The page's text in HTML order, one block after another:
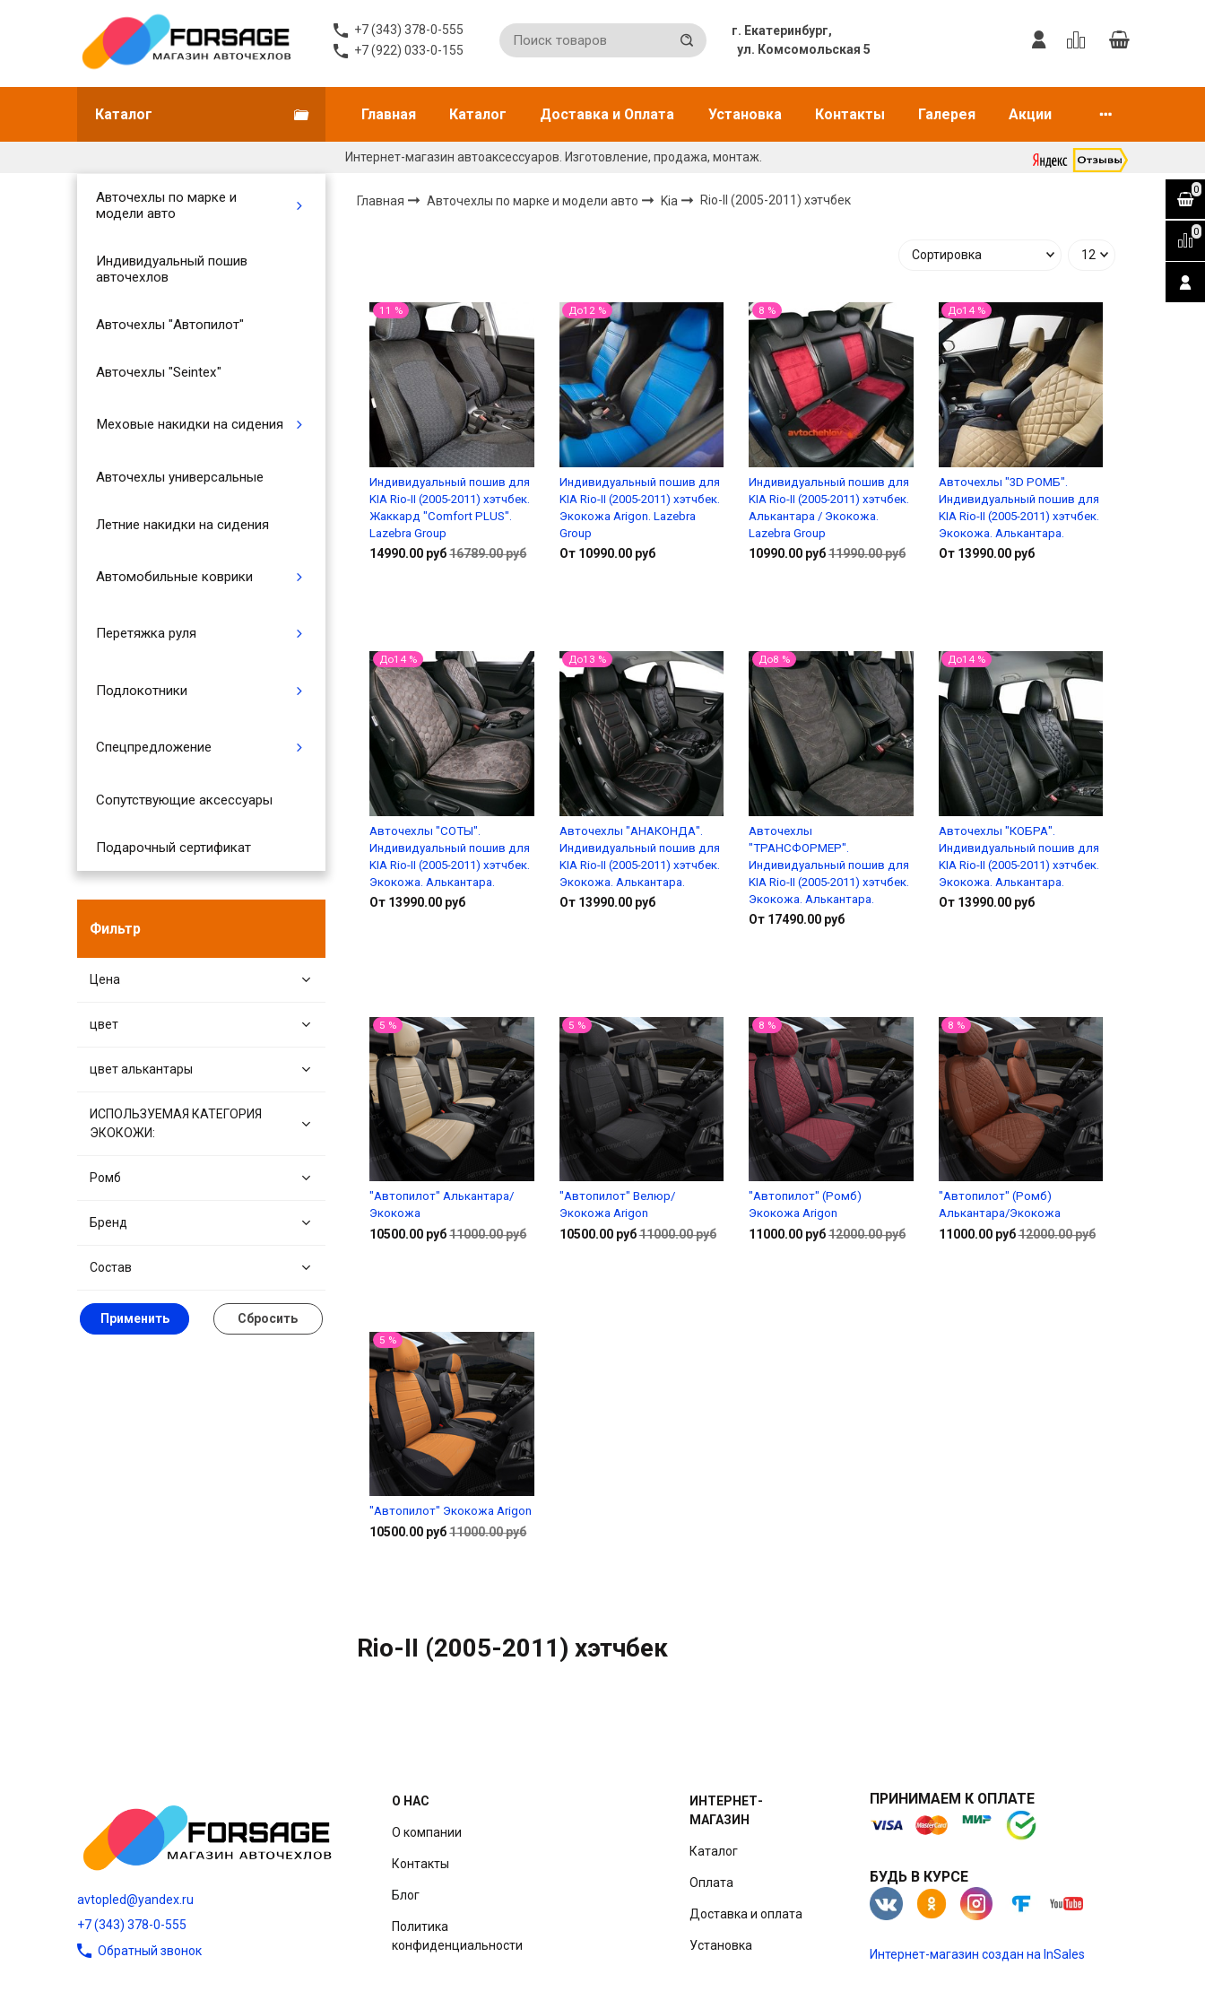
г. Екатеринбург,
ул. Комсомольская 5
+7 (343) 378-0-555
+7 (922) 033-0-155
Каталог Главная Каталог Доставка и Оплата Установка Контакты Галерея Акции
Интернет-магазин автоаксессуаров. Изготовление, продажа, монтаж.
Авточехлы по марке и
модели авто
Индивидуальный пошив
авточехлов
Авточехлы "Автопилот"
Авточехлы "Seintex"
Меховые накидки на сидения
Авточехлы универсальные
Летние накидки на сидения
Автомобильные коврики
Перетяжка руля
Подлокотники
Спецпредложение
Сопутствующие аксессуары
Подарочный сертификат
Фильтр
Цена
цвет
цвет алькантары
ИСПОЛЬЗУЕМАЯ КАТЕГОРИЯ
ЭКОКОЖИ:
Ромб
Бренд
Состав
Применить Сбросить
Главная Авточехлы по марке и модели авто Kia Rio-II (2005-2011) хэтчбек
11 %
Индивидуальный пошив для
KIA Rio-II (2005-2011) хэтчбек.
Жаккард "Comfort PLUS".
Lazebra Group
14990.00 руб 16789.00 руб
До12 %
Индивидуальный пошив для
KIA Rio-II (2005-2011) хэтчбек.
Экокожа Arigon. Lazebra
Group
От 10990.00 руб
8 %
Индивидуальный пошив для
KIA Rio-II (2005-2011) хэтчбек.
Алькантара / Экокожа.
Lazebra Group
10990.00 руб11990.00 руб
До14 %
Авточехлы "3D РОМБ".
Индивидуальный пошив для
KIA Rio-II (2005-2011) хэтчбек.
Экокожа. Алькантара.
От 13990.00 руб
До14 %
Авточехлы "СОТЫ".
Индивидуальный пошив для
KIA Rio-II (2005-2011) хэтчбек.
Экокожа. Алькантара.
От 13990.00 руб
До13 %
Авточехлы "АНАКОНДА".
Индивидуальный пошив для
KIA Rio-II (2005-2011) хэтчбек.
Экокожа. Алькантара.
От 13990.00 руб
До8 %
Авточехлы
"ТРАНСФОРМЕР".
Индивидуальный пошив для
KIA Rio-II (2005-2011) хэтчбек.
Экокожа. Алькантара.
От 17490.00 руб
До14 %
Авточехлы "КОБРА".
Индивидуальный пошив для
KIA Rio-II (2005-2011) хэтчбек.
Экокожа. Алькантара.
От 13990.00 руб
5 %
"Автопилот" Алькантара/
Экокожа
10500.00 руб 11000.00 руб
5 %
"Автопилот" Велюр/
Экокожа Arigon
10500.00 руб11000.00 руб
8 %
"Автопилот" (Ромб)
Экокожа Arigon
11000.00 руб12000.00 руб
8 %
"Автопилот" (Ромб)
Алькантара/Экокожа
11000.00 руб12000.00 руб
5 %
"Автопилот" Экокожа Arigon
10500.00 руб 11000.00 руб
Rio-II (2005-2011) хэтчбек
avtopled@yandex.ru
+7 (343) 378-0-555
Обратный звонок
О НАС
О компании
Контакты
Блог
Политика
конфиденциальности
ИНТЕРНЕТ-
МАГАЗИН
Каталог
Оплата
Доставка и оплата
Установка
ПРИНИМАЕМ К ОПЛАТЕ
БУДЬ В КУРСЕ
Интернет-магазин создан на InSales
0
0